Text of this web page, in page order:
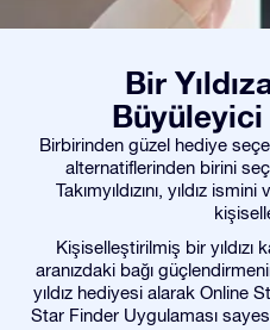
Bir
Büyüleyici
Birbirinden güzel hediye
alternatiflerinden birini
Takımyıldızını, yıldız
Kişiselleştirilmiş bir yıldızı
aranızdaki bağı
yıldız hediyesi alarak Online
Star Finder Uygulaması